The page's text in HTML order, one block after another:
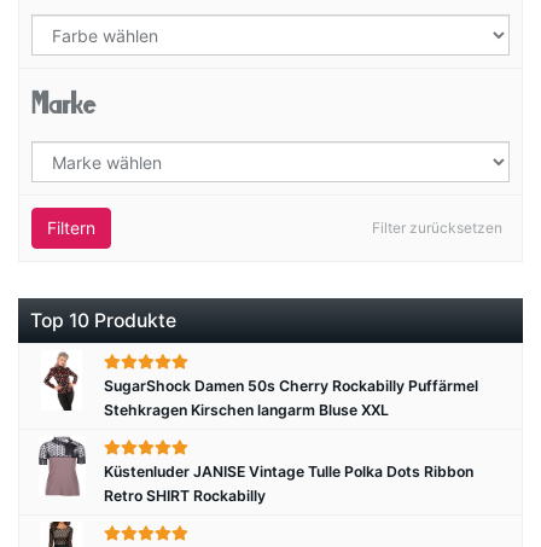
Marke
Filter zurücksetzen
Filtern
Top 10 Produkte
SugarShock Damen 50s Cherry Rockabilly Puffärmel
Stehkragen Kirschen langarm Bluse XXL
Küstenluder JANISE Vintage Tulle Polka Dots Ribbon
Retro SHIRT Rockabilly